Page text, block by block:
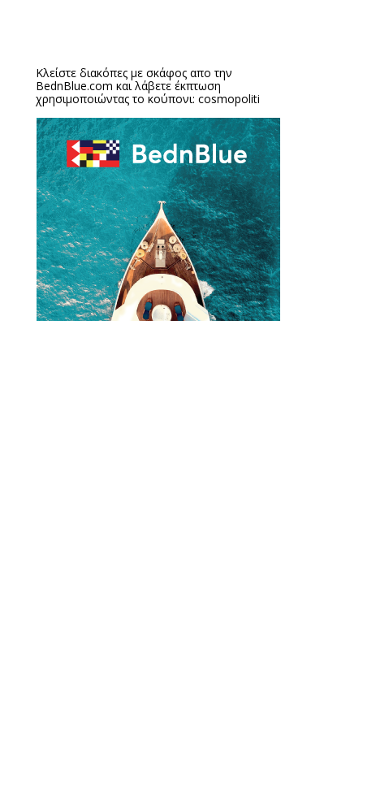
Κλείστε διακόπες με σκάφος απο την
BednBlue.com και λάβετε έκπτωση
χρησιμοποιώντας το κούπονι: cosmopoliti